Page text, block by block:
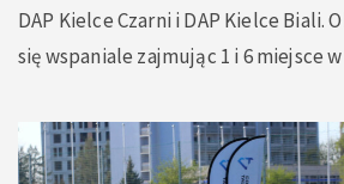
DAP Kielce Czarni i DAP Kielce Biali.
się wspaniale zajmując 1 i 6 miejsce